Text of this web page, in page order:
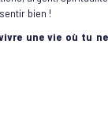
bien !
une vie où tu ne